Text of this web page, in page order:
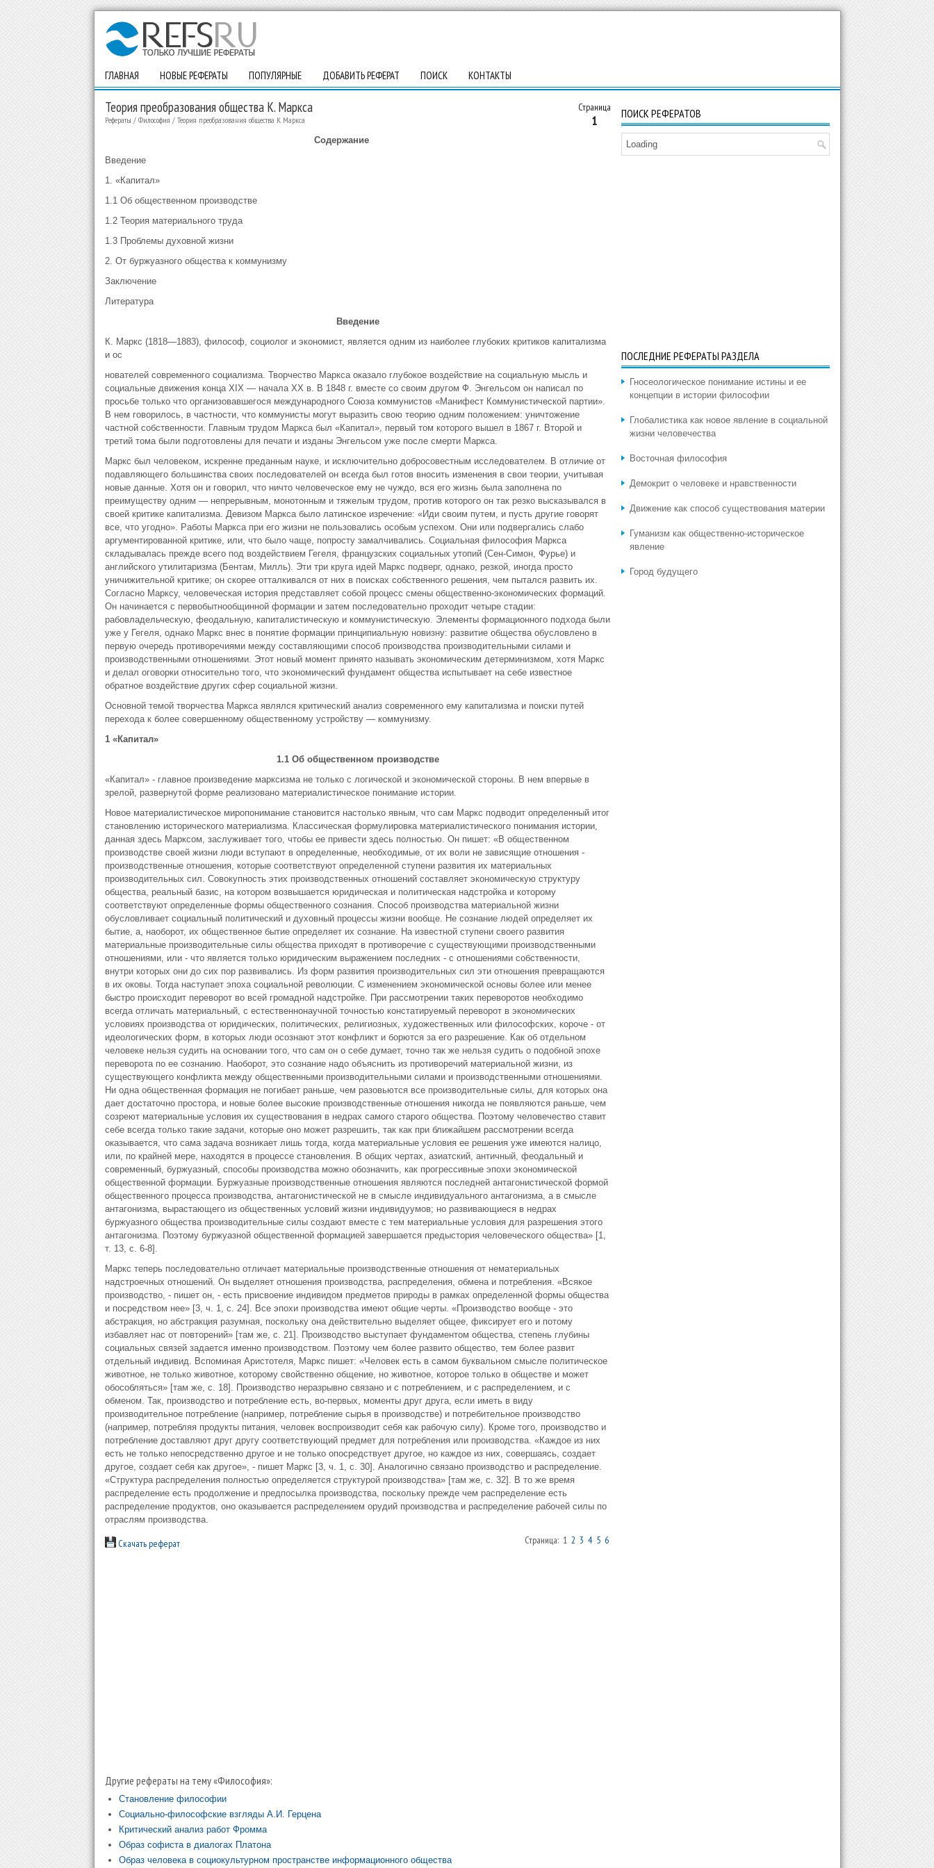
ГЛАВНАЯ НОВЫЕ РЕФЕРАТЫ ПОПУЛЯРНЫЕ ДОБАВИТЬ РЕФЕРАТ ПОИСК КОНТАКТЫ
Страница
1
Теория преобразования общества К. Маркса
Рефераты / Философия / Теория преобразования общества К. Маркса
Содержание
Введение
1. «Капитал»
1.1 Об общественном производстве
1.2 Теория материального труда
1.3 Проблемы духовной жизни
2. От буржуазного общества к коммунизму
Заключение
Литература
Введение
К. Маркс (1818—1883), философ, социолог и экономист, является одним из наиболее глубоких критиков капитализма
и ос
нователей современного социализма. Творчество Маркса оказало глубокое воздействие на социальную мысль и
социальные движения конца XIX — начала XX в. В 1848 г. вместе со своим другом Ф. Энгельсом он написал по
просьбе только что организовавшегося международного Союза коммунистов «Манифест Коммунистической партии».
В нем говорилось, в частности, что коммунисты могут выразить свою теорию одним положением: уничтожение
частной собственности. Главным трудом Маркса был «Капитал», первый том которого вышел в 1867 г. Второй и
третий тома были подготовлены для печати и изданы Энгельсом уже после смерти Маркса.
Маркс был человеком, искренне преданным науке, и исключительно добросовестным исследователем. В отличие от
подавляющего большинства своих последователей он всегда был готов вносить изменения в свои теории, учитывая
новые данные. Хотя он и говорил, что ничто человеческое ему не чуждо, вся его жизнь была заполнена по
преимуществу одним — непрерывным, монотонным и тяжелым трудом, против которого он так резко высказывался в
своей критике капитализма. Девизом Маркса было латинское изречение: «Иди своим путем, и пусть другие говорят
все, что угодно». Работы Маркса при его жизни не пользовались особым успехом. Они или подвергались слабо
аргументированной критике, или, что было чаще, попросту замалчивались. Социальная философия Маркса
складывалась прежде всего под воздействием Гегеля, французских социальных утопий (Сен-Симон, Фурье) и
английского утилитаризма (Бентам, Милль). Эти три круга идей Маркс подверг, однако, резкой, иногда просто
уничижительной критике; он скорее отталкивался от них в поисках собственного решения, чем пытался развить их.
Согласно Марксу, человеческая история представляет собой процесс смены общественно-экономических формаций.
Он начинается с первобытнообщинной формации и затем последовательно проходит четыре стадии:
рабовладельческую, феодальную, капиталистическую и коммунистическую. Элементы формационного подхода были
уже у Гегеля, однако Маркс внес в понятие формации принципиальную новизну: развитие общества обусловлено в
первую очередь противоречиями между составляющими способ производства производительными силами и
производственными отношениями. Этот новый момент принято называть экономическим детерминизмом, хотя Маркс
и делал оговорки относительно того, что экономический фундамент общества испытывает на себе известное
обратное воздействие других сфер социальной жизни.
Основной темой творчества Маркса являлся критический анализ современного ему капитализма и поиски путей
перехода к более совершенному общественному устройству — коммунизму.
1 «Капитал»
1.1 Об общественном производстве
«Капитал» - главное произведение марксизма не только с логической и экономической стороны. В нем впервые в
зрелой, развернутой форме реализовано материалистическое понимание истории.
Новое материалистическое миропонимание становится настолько явным, что сам Маркс подводит определенный итог
становлению исторического материализма. Классическая формулировка материалистического понимания истории,
данная здесь Марксом, заслуживает того, чтобы ее привести здесь полностью. Он пишет: «В общественном
производстве своей жизни люди вступают в определенные, необходимые, от их воли не зависящие отношения -
производственные отношения, которые соответствуют определенной ступени развития их материальных
производительных сил. Совокупность этих производственных отношений составляет экономическую структуру
общества, реальный базис, на котором возвышается юридическая и политическая надстройка и которому
соответствуют определенные формы общественного сознания. Способ производства материальной жизни
обусловливает социальный политический и духовный процессы жизни вообще. Не сознание людей определяет их
бытие, а, наоборот, их общественное бытие определяет их сознание. На известной ступени своего развития
материальные производительные силы общества приходят в противоречие с существующими производственными
отношениями, или - что является только юридическим выражением последних - с отношениями собственности,
внутри которых они до сих пор развивались. Из форм развития производительных сил эти отношения превращаются
в их оковы. Тогда наступает эпоха социальной революции. С изменением экономической основы более или менее
быстро происходит переворот во всей громадной надстройке. При рассмотрении таких переворотов необходимо
всегда отличать материальный, с естественнонаучной точностью констатируемый переворот в экономических
условиях производства от юридических, политических, религиозных, художественных или философских, короче - от
идеологических форм, в которых люди осознают этот конфликт и борются за его разрешение. Как об отдельном
человеке нельзя судить на основании того, что сам он о себе думает, точно так же нельзя судить о подобной эпохе
переворота по ее сознанию. Наоборот, это сознание надо объяснить из противоречий материальной жизни, из
существующего конфликта между общественными производительными силами и производственными отношениями.
Ни одна общественная формация не погибает раньше, чем разовьются все производительные силы, для которых она
дает достаточно простора, и новые более высокие производственные отношения никогда не появляются раньше, чем
созреют материальные условия их существования в недрах самого старого общества. Поэтому человечество ставит
себе всегда только такие задачи, которые оно может разрешить, так как при ближайшем рассмотрении всегда
оказывается, что сама задача возникает лишь тогда, когда материальные условия ее решения уже имеются налицо,
или, по крайней мере, находятся в процессе становления. В общих чертах, азиатский, античный, феодальный и
современный, буржуазный, способы производства можно обозначить, как прогрессивные эпохи экономической
общественной формации. Буржуазные производственные отношения являются последней антагонистической формой
общественного процесса производства, антагонистической не в смысле индивидуального антагонизма, а в смысле
антагонизма, вырастающего из общественных условий жизни индивидуумов; но развивающиеся в недрах
буржуазного общества производительные силы создают вместе с тем материальные условия для разрешения этого
антагонизма. Поэтому буржуазной общественной формацией завершается предыстория человеческого общества» [1,
т. 13, с. 6-8].
Маркс теперь последовательно отличает материальные производственные отношения от нематериальных
надстроечных отношений. Он выделяет отношения производства, распределения, обмена и потребления. «Всякое
производство, - пишет он, - есть присвоение индивидом предметов природы в рамках определенной формы общества
и посредством нее» [3, ч. 1, с. 24]. Все эпохи производства имеют общие черты. «Производство вообще - это
абстракция, но абстракция разумная, поскольку она действительно выделяет общее, фиксирует его и потому
избавляет нас от повторений» [там же, с. 21]. Производство выступает фундаментом общества, степень глубины
социальных связей задается именно производством. Поэтому чем более развито общество, тем более развит
отдельный индивид. Вспоминая Аристотеля, Маркс пишет: «Человек есть в самом буквальном смысле политическое
животное, не только животное, которому свойственно общение, но животное, которое только в обществе и может
обособляться» [там же, с. 18]. Производство неразрывно связано и с потреблением, и с распределением, и с
обменом. Так, производство и потребление есть, во-первых, моменты друг друга, если иметь в виду
производительное потребление (например, потребление сырья в производстве) и потребительное производство
(например, потребляя продукты питания, человек воспроизводит себя как рабочую силу). Кроме того, производство и
потребление доставляют друг другу соответствующий предмет для потребления или производства. «Каждое из них
есть не только непосредственно другое и не только опосредствует другое, но каждое из них, совершаясь, создает
другое, создает себя как другое», - пишет Маркс [3, ч. 1, с. 30]. Аналогично связано производство и распределение.
«Структура распределения полностью определяется структурой производства» [там же, с. 32]. В то же время
распределение есть продолжение и предпосылка производства, поскольку прежде чем распределение есть
распределение продуктов, оно оказывается распределением орудий производства и распределение рабочей силы по
отраслям производства.
Скачать реферат Страница: 1 2 3 4 5 6
Другие рефераты на тему «Философия»:
Становление философии
Социально-философские взгляды А.И. Герцена
Критический анализ работ Фромма
Образ софиста в диалогах Платона
Образ человека в социокультурном пространстве информационного общества
ПОИСК РЕФЕРАТОВ
Loading
ПОСЛЕДНИЕ РЕФЕРАТЫ РАЗДЕЛА
Гносеологическое понимание истины и ее
концепции в истории философии
Глобалистика как новое явление в социальной
жизни человечества
Восточная философия
Демокрит о человеке и нравственности
Движение как способ существования материи
Гуманизм как общественно-историческое
явление
Город будущего